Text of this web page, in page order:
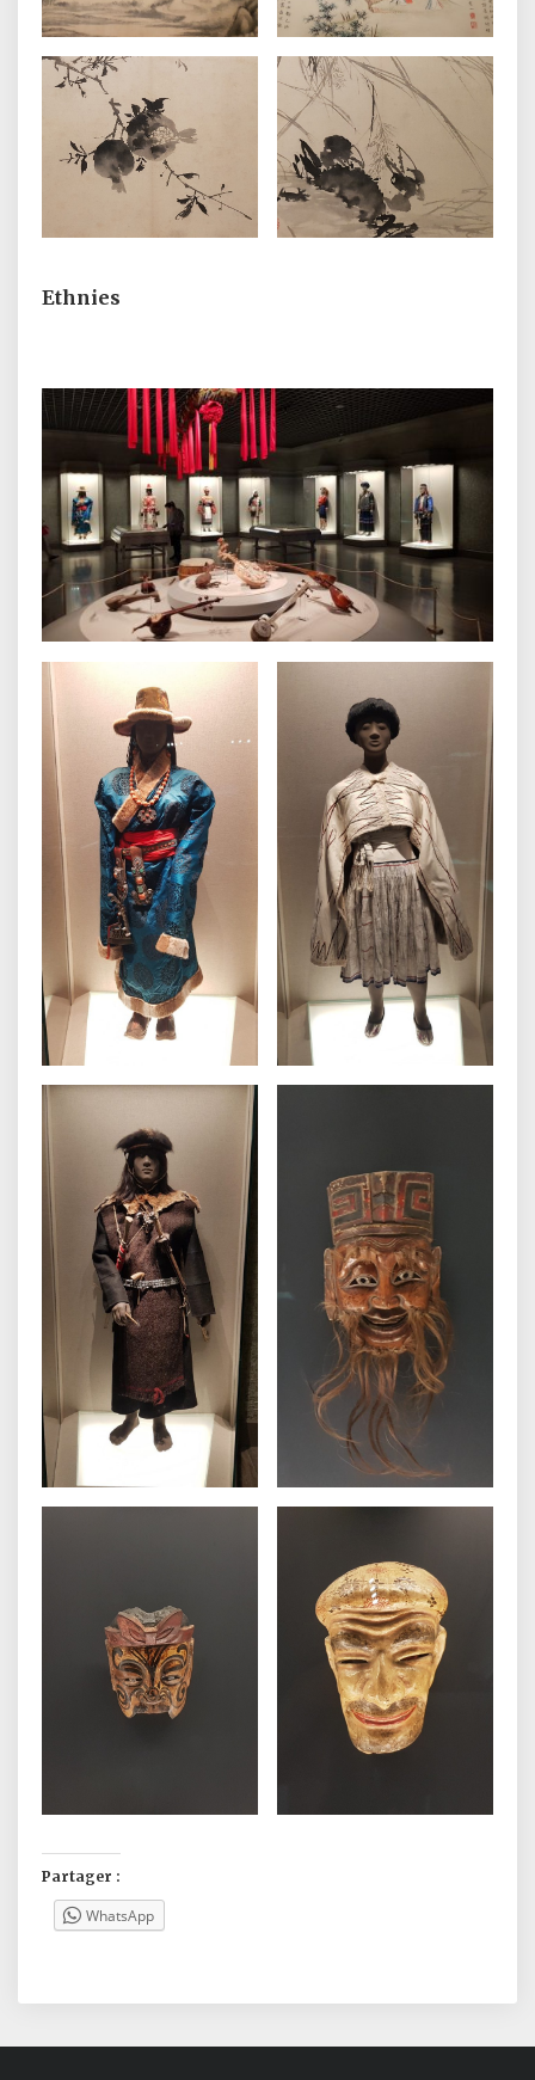
Ethnies
Partager :
WhatsApp